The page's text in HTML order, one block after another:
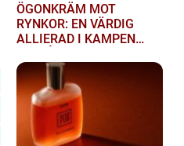
ÖGONKRÄM MOT
RYNKOR: EN VÄRDIG
ALLIERAD I KAMPEN